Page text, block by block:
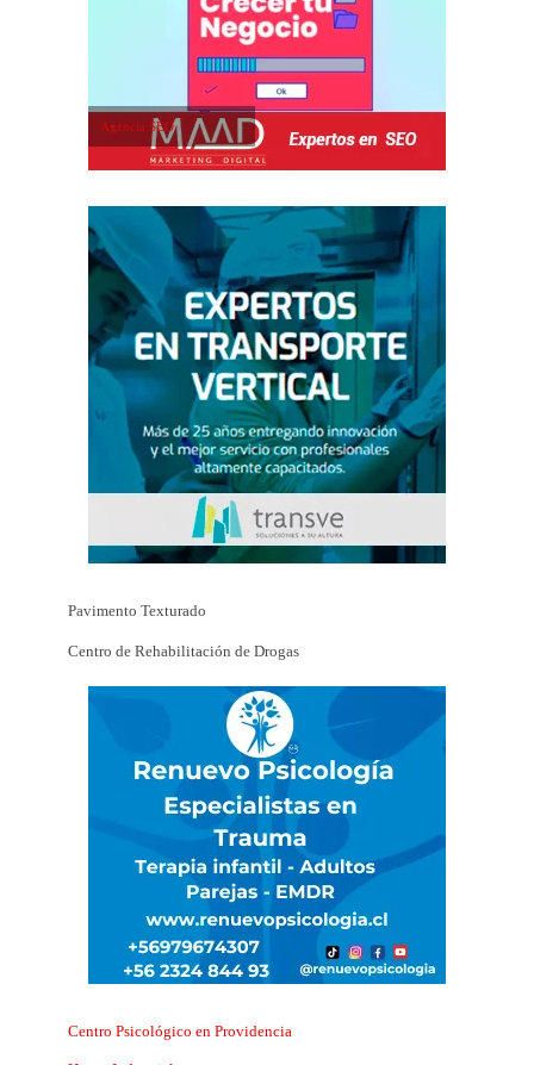
Agencia SEO
Pavimento Texturado
Centro de Rehabilitación de Drogas
Centro Psicológico en Providencia